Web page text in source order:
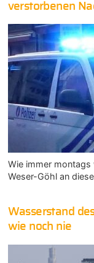
verstorbenen
Wie immer montags
Weser-Göhl an
Wasserstand
wie noch nie